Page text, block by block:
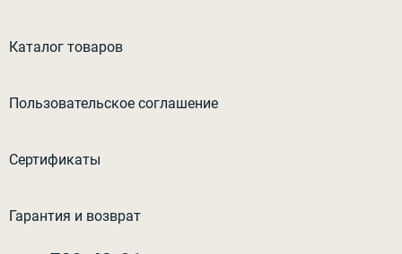
Каталог товаров
Пользовательское соглашение
Сертификаты
Гарантия и возврат